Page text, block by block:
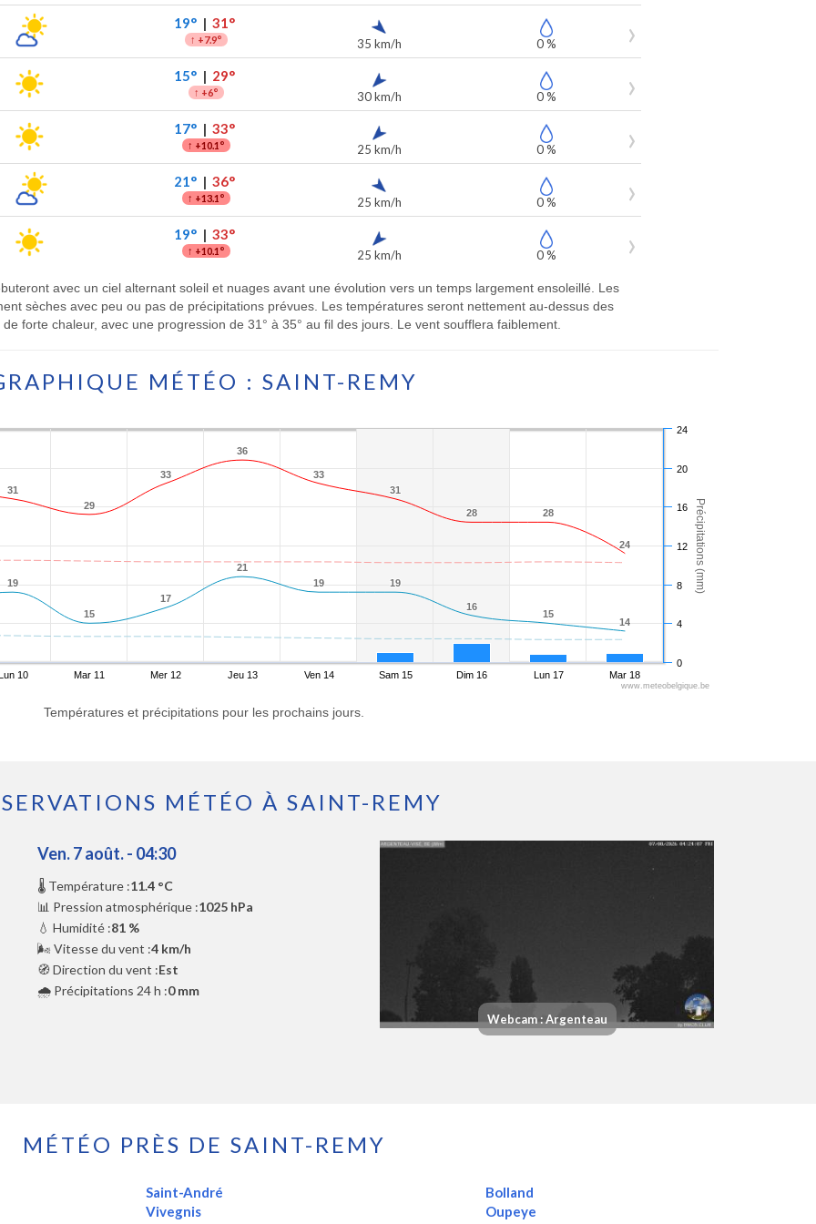
19°| 31°
↑ +7.9° 35 km/h 0 %
15°| 29°
↑ +6° 30 km/h 0 %
17°| 33°
↑ +10.1° 25 km/h 0 %
21°| 36°
↑ +13.1° 25 km/h 0 %
19°| 33°
↑ +10.1° 25 km/h 0 %
avec un ciel alternant soleil et nuages avant une évolution vers un temps largement ensoleillé. Les
sèches avec peu ou pas de précipitations prévues. Les températures seront nettement au-dessus des
forte chaleur, avec une progression de 31° à 35° au fil des jours. Le vent soufflera faiblement.
MÉTÉO : SAINT-REMY
Précipitations (mm)
31
31
29
29
33
33
36
36
33
33
31
31
28
28 28
28
24
24
19
19
15
15
17
17
21
21
19
19 19
19
16
16
15
15
14
14
10 Mar 11 Mer 12 Jeu 13 Ven 14 Sam 15 Dim 16 Lun 17 Mar 18
0
4
8
12
16
20
24
www.meteobelgique.be
Températures et précipitations pour les prochains jours.
MÉTÉO À SAINT-REMY
Ven. 7 août. - 04:30
🌡️ Température :11.4 °C
📊 Pression atmosphérique :1025 hPa
💧 Humidité :81 %
🌬️ Vitesse du vent :4 km/h
🧭 Direction du vent :Est
🌧️ Précipitations 24 h :0 mm
Webcam : Argenteau
MÉTÉO PRÈS DE SAINT-REMY
Saint-André
Vivegnis
Bolland
Oupeye